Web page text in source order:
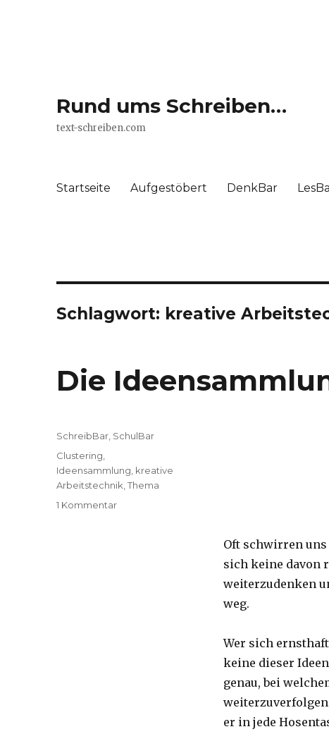
Rund ums Schreiben…
text-schreiben.com
Startseite Aufgestöbert DenkBar
Schlagwort: kreative
Die
Oft schwirren uns
sich keine davon
weiterzudenken
weg.
Wer sich
keine dieser
genau, bei
er in jede
Kategorien
SchreibBar SchulBar
Tags
Clustering
Ideensammlung kreative
Arbeitstechnik ,Thema
1 Kommentar